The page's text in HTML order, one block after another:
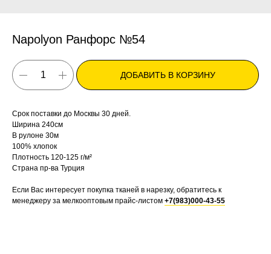
Napolyon Ранфорс №54
ДОБАВИТЬ В КОРЗИНУ
Срок поставки до Москвы 30 дней.
Ширина 240см
В рулоне 30м
100% хлопок
Плотность 120-125 г/м²
Страна пр-ва Турция
Если Вас интересует покупка тканей в нарезку, обратитесь к
менеджеру за мелкооптовым прайс-листом +7(983)000-43-55